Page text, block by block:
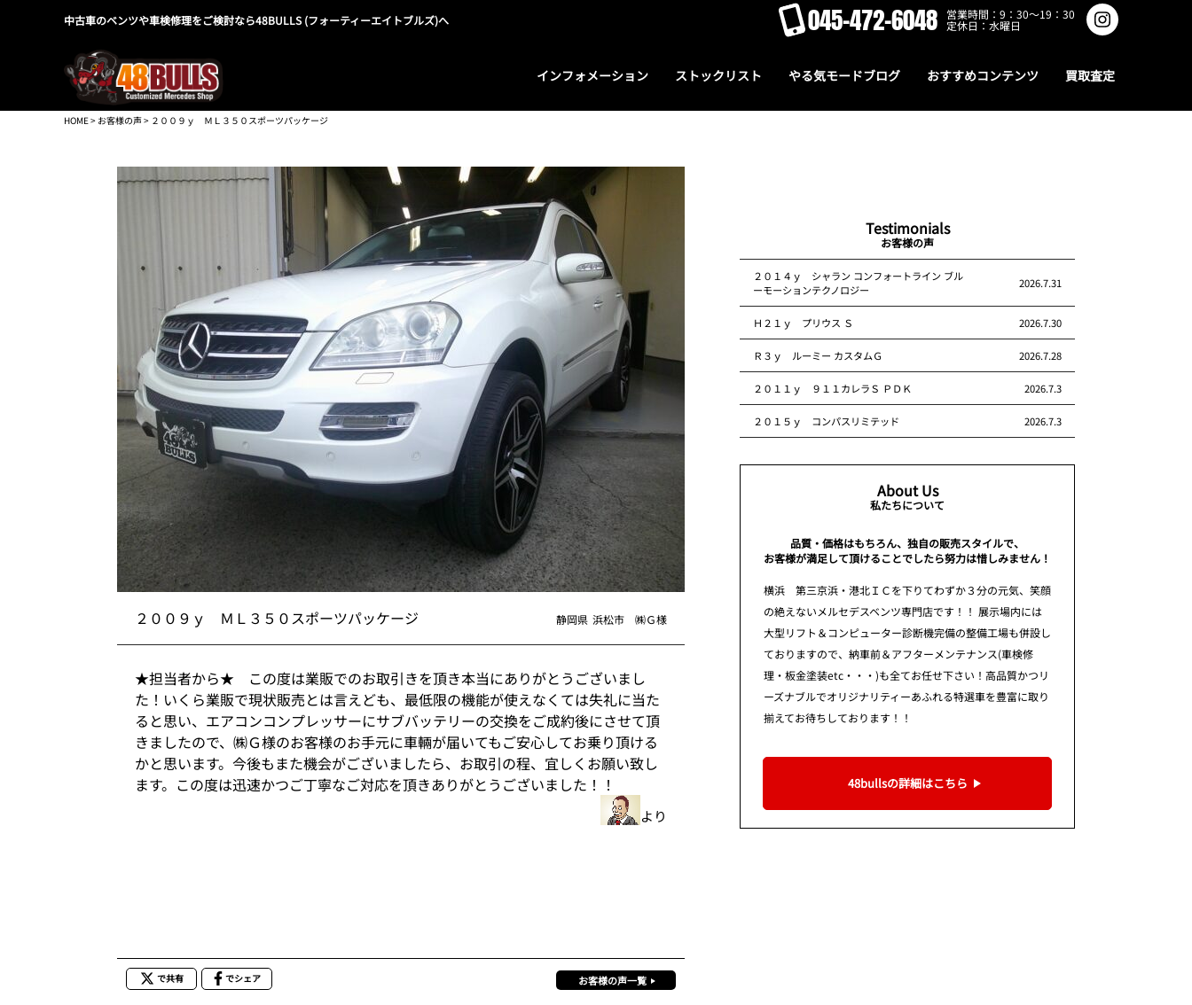
中古車のベンツや車検修理をご検討なら48BULLS (フォーティーエイトブルズ)へ 045-472-6048 営業時間：9：30～19：30
定休日：水曜日
インフォメーション ストックリスト やる気モードブログ おすすめコンテンツ 買取査定
HOME> お客様の声> ２００９ｙ ＭＬ３５０スポーツパッケージ
２００９ｙ ＭＬ３５０スポーツパッケージ 静岡県 浜松市 ㈱Ｇ様
★担当者から★ この度は業販でのお取引きを頂き本当にありがとうございまし
た！いくら業販で現状販売とは言えども、最低限の機能が使えなくては失礼に当た
ると思い、エアコンコンプレッサーにサブバッテリーの交換をご成約後にさせて頂
きましたので、㈱Ｇ様のお客様のお手元に車輛が届いてもご安心してお乗り頂ける
かと思います。今後もまた機会がございましたら、お取引の程、宜しくお願い致し
ます。この度は迅速かつご丁寧なご対応を頂きありがとうございました！！
より
で共有 でシェア お客様の声一覧
Testimonials
お客様の声
２０１４ｙ シャラン コンフォートライン ブル
ーモーションテクノロジー
2026.7.31
Ｈ２１ｙ プリウス Ｓ 2026.7.30
Ｒ３ｙ ルーミー カスタムＧ 2026.7.28
２０１１ｙ ９１１カレラＳ ＰＤＫ 2026.7.3
２０１５ｙ コンパスリミテッド 2026.7.3
About Us
私たちについて
品質・価格はもちろん、独自の販売スタイルで、
お客様が満足して頂けることでしたら努力は惜しみません！
横浜 第三京浜・港北ＩＣを下りてわずか３分の元気、笑顔
の絶えないメルセデスベンツ専門店です！！ 展示場内には
大型リフト＆コンピューター診断機完備の整備工場も併設し
ておりますので、納車前＆アフターメンテナンス(車検修
理・板金塗装etc・・・)も全てお任せ下さい！高品質かつリ
ーズナブルでオリジナリティーあふれる特選車を豊富に取り
揃えてお待ちしております！！
48bullsの詳細はこちら